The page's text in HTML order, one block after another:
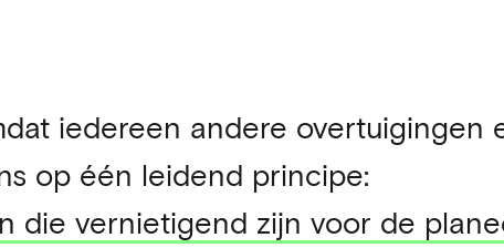
iedereen andere overtuigingen
op één leidend principe:
die vernietigend zijn voor de